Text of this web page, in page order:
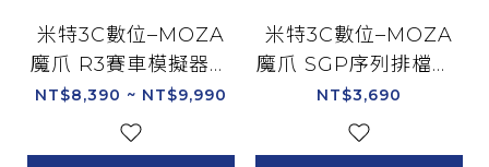
米特3C數位–MOZA
魔爪 R3賽車模擬器套
裝 雙踏板 可支援Xbo
x PC/RS053 /RS074
NT$8,390 ~ NT$9,990
米特3C數位–MOZA
魔爪 SGP序列排檔桿/
RS059
NT$3,690